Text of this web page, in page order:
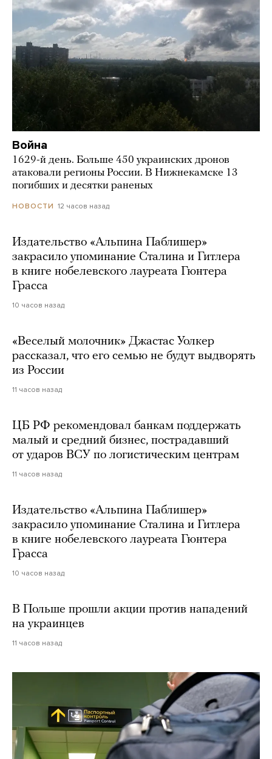
Война
1629-й день. Больше 450 украинских дронов
атаковали регионы России. В Нижнекамске 13
погибших и десятки раненых
НОВОСТИ 12 часов назад
Издательство «Альпина Паблишер»
закрасило упоминание Сталина и Гитлера
в книге нобелевского лауреата Гюнтера
Грасса
10 часов назад
«Веселый молочник» Джастас Уолкер
рассказал, что его семью не будут выдворять
из России
11 часов назад
ЦБ РФ рекомендовал банкам поддержать
малый и средний бизнес, пострадавший
от ударов ВСУ по логистическим центрам
11 часов назад
Издательство «Альпина Паблишер»
закрасило упоминание Сталина и Гитлера
в книге нобелевского лауреата Гюнтера
Грасса
10 часов назад
В Польше прошли акции против нападений
на украинцев
11 часов назад